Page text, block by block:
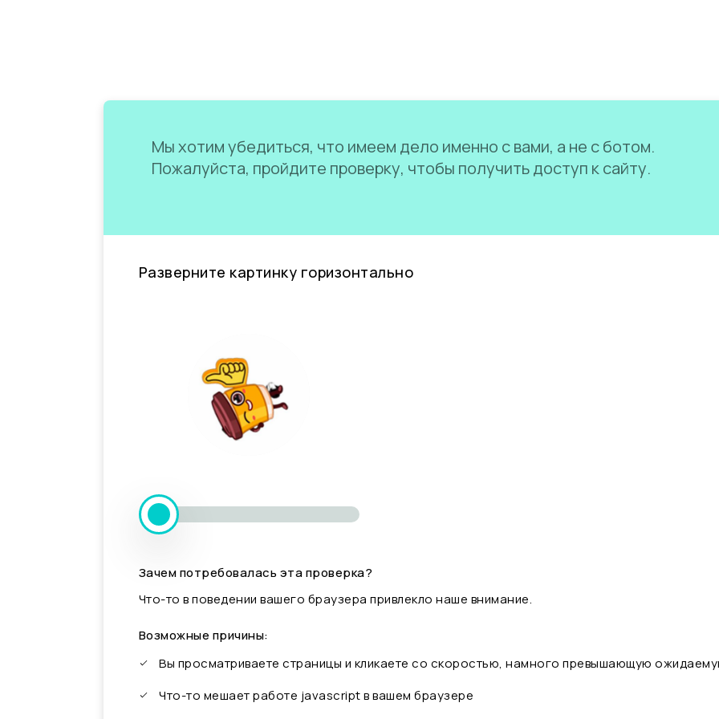
Мы хотим убедиться, что имеем дело именно с вами, а не с ботом.
Пожалуйста, пройдите проверку, чтобы получить доступ к сайту.
Разверните картинку горизонтально
Зачем потребовалась эта проверка?
Что-то в поведении вашего браузера привлекло наше внимание.
Возможные причины:
Вы просматриваете страницы и кликаете со скоростью, намного превышающую
Что-то мешает работе javascript в вашем браузере